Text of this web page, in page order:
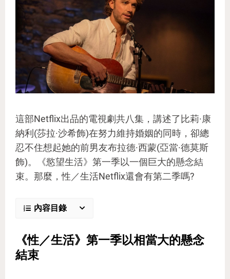
這部Netflix出品的電視劇共八集，講述了比莉·康
納利(莎拉·沙希飾)在努力維持婚姻的同時，卻總
忍不住想起她的前男友布拉德·西蒙(亞當·德莫斯
飾)。《慾望生活》第一季以一個巨大的懸念結
束。那麼，性／生活Netflix還會有第二季嗎?
內容目錄
《性／生活》第一季以相當大的懸念
結束